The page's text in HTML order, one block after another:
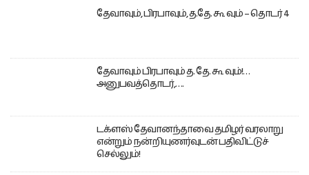
தேவாவும், பிரபாவும், த.தே. கூ வும் – தொடர் 4
தேவாவும் பிரபாவும் த. தே. கூ வும்!…
அனுபவத்தொடர்,….
டக்ளஸ் தேவானந்தாவை தமிழர் வரலாறு
என்றும் நன்றியுணர்வுடன் பதிவிட்டுச்
செல்லும்!